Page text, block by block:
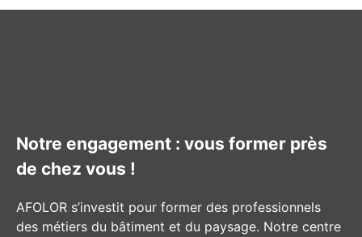
Notre engagement : vous former près
de chez vous !
AFOLOR s’investit pour former des professionnels
des métiers du bâtiment et du paysage. Notre centre